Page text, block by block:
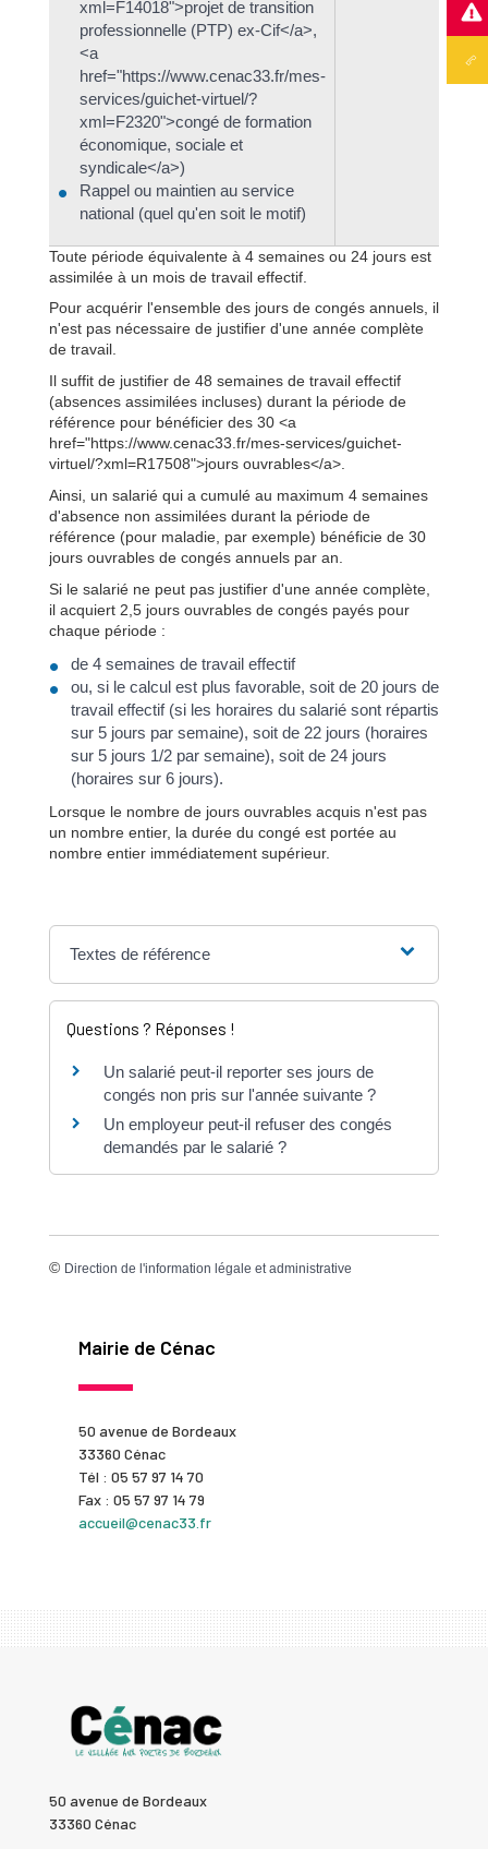
xml=F14018">projet de transition
professionnelle (PTP) ex-Cif</a>,
<a
href="https://www.cenac33.fr/mes-
services/guichet-virtuel/?
xml=F2320">congé de formation
économique, sociale et
syndicale</a>)
Rappel ou maintien au service
national (quel qu'en soit le motif)
Toute période équivalente à 4 semaines ou 24 jours est
assimilée à un mois de travail effectif.
Pour acquérir l'ensemble des jours de congés annuels, il
n'est pas nécessaire de justifier d'une année complète
de travail.
Il suffit de justifier de 48 semaines de travail effectif
(absences assimilées incluses) durant la période de
référence pour bénéficier des 30 <a
href="https://www.cenac33.fr/mes-services/guichet-
virtuel/?xml=R17508">jours ouvrables</a>.
Ainsi, un salarié qui a cumulé au maximum 4 semaines
d'absence non assimilées durant la période de
référence (pour maladie, par exemple) bénéficie de 30
jours ouvrables de congés annuels par an.
Si le salarié ne peut pas justifier d'une année complète,
il acquiert 2,5 jours ouvrables de congés payés pour
chaque période :
de 4 semaines de travail effectif
ou, si le calcul est plus favorable, soit de 20 jours de
travail effectif (si les horaires du salarié sont répartis
sur 5 jours par semaine), soit de 22 jours (horaires
sur 5 jours 1/2 par semaine), soit de 24 jours
(horaires sur 6 jours).
Lorsque le nombre de jours ouvrables acquis n'est pas
un nombre entier, la durée du congé est portée au
nombre entier immédiatement supérieur.
Textes de référence
Questions ? Réponses !
Un salarié peut-il reporter ses jours de
congés non pris sur l'année suivante ?
Un employeur peut-il refuser des congés
demandés par le salarié ?
© Direction de l'information légale et administrative
Mairie de Cénac
50 avenue de Bordeaux
33360 Cénac
Tél : 05 57 97 14 70
Fax : 05 57 97 14 79
accueil@cenac33.fr
50 avenue de Bordeaux
33360 Cénac